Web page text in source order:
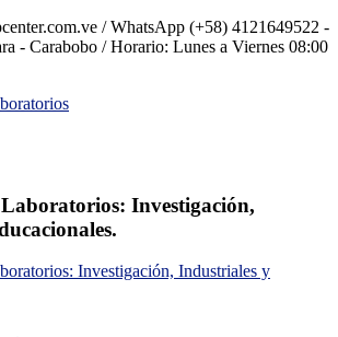
/ WhatsApp (+58) 4121649522 -
- Carabobo / Horario: Lunes a Viernes 08:00
Investigación,